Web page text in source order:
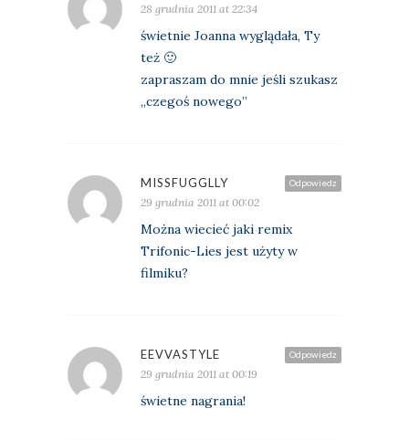
28 grudnia 2011 at 22:34
świetnie Joanna wyglądała, Ty
też 🙂
zapraszam do mnie jeśli szukasz
„czegoś nowego”
Odpowiedz
MISSFUGGLLY
29 grudnia 2011 at 00:02
Można wiecieć jaki remix
Trifonic-Lies jest użyty w
filmiku?
Odpowiedz
EEVVASTYLE
29 grudnia 2011 at 00:19
świetne nagrania!